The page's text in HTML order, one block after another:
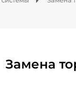
Замена